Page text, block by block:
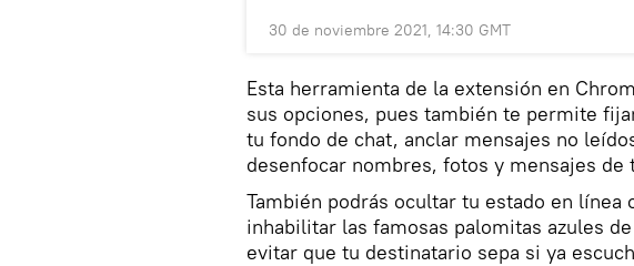
30 de noviembre 2021, 14:30 GMT
Esta herramienta de la extensión en
sus opciones, pues también te permite
tu fondo de chat, anclar mensajes no
desenfocar nombres, fotos y mensajes de
También podrás ocultar tu estado en línea
inhabilitar las famosas palomitas azules
evitar que tu destinatario sepa si ya